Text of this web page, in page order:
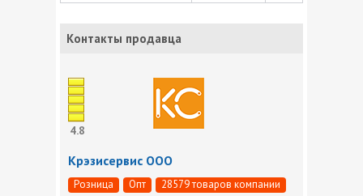
Контакты продавца
4.8
Крэзисервис ООО
Розница Опт 28579 товаров компании